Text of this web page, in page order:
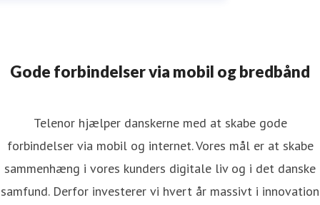
Gode forbindelser via mobil og bredbånd
Telenor hjælper danskerne med at skabe gode
forbindelser via mobil og internet. Vores mål er at skabe
sammenhæng i vores kunders digitale liv og i det danske
samfund. Derfor investerer vi hvert år massivt i innovation